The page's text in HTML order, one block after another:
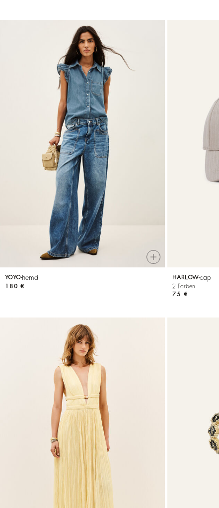
YOYO hemd
180 €
HARLOWcap
2 Farben
75 €